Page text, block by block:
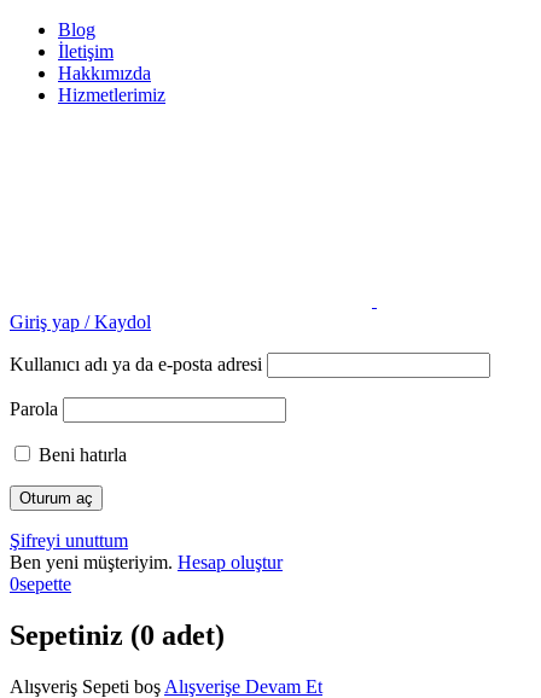
Blog
İletişim
Hakkımızda
Hizmetlerimiz
Giriş yap / Kaydol
Kullanıcı adı ya da e-posta adresi
Parola
Beni hatırla
Şifreyi unuttum
Ben yeni müşteriyim. Hesap oluştur
0sepette
Sepetiniz (0 adet)
Alışveriş Sepeti boş Alışverişe Devam Et